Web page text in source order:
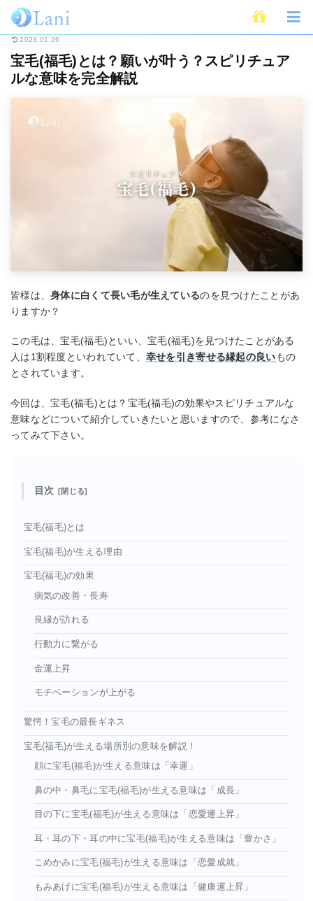
ホーム スピリチュアル 宝毛(福毛)とは？願いが叶う？スピリチュアルな意
2023.01.26
宝毛(福毛)とは？願いが叶う？スピリチュア
ルな意味を完全解説
皆様は、身体に白くて長い毛が生えているのを見つけたことがあ
りますか？
この毛は、宝毛(福毛)といい、宝毛(福毛)を見つけたことがある
人は1割程度といわれていて、 幸せを引き寄せる縁起の良いもの
とされています。
今回は、宝毛(福毛)とは？宝毛(福毛)の効果やスピリチュアルな
意味などについて紹介していきたいと思いますので、参考になさ
ってみて下さい。
目次
宝毛(福毛)とは
宝毛(福毛)が生える理由
宝毛(福毛)の効果
病気の改善・長寿
良縁が訪れる
行動力に繋がる
金運上昇
モチベーションが上がる
驚愕！宝毛の最長ギネス
宝毛(福毛)が生える場所別の意味を解説！
顔に宝毛(福毛)が生える意味は「幸運」
鼻の中・鼻毛に宝毛(福毛)が生える意味は「成長」
目の下に宝毛(福毛)が生える意味は「恋愛運上昇」
耳・耳の下・耳の中に宝毛(福毛)が生える意味は「豊かさ」
こめかみに宝毛(福毛)が生える意味は「恋愛成就」
もみあげに宝毛(福毛)が生える意味は「健康運上昇」